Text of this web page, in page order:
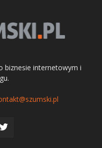
biznesie internetowym i